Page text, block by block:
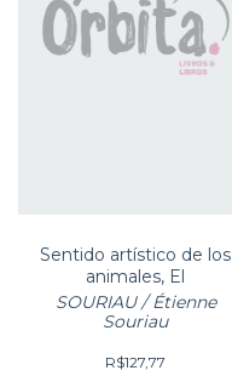
Sentido artístico de los
animales, El
SOURIAU / Étienne
Souriau
R$127,77